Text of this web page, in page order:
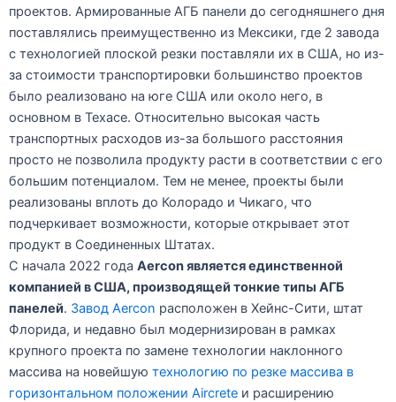
проектов. Армированные АГБ панели до сегодняшнего дня
поставлялись преимущественно из Мексики, где 2 завода
с технологией плоской резки поставляли их в США, но из-
за стоимости транспортировки большинство проектов
было реализовано на юге США или около него, в
основном в Техасе. Относительно высокая часть
транспортных расходов из-за большого расстояния
просто не позволила продукту расти в соответствии с его
большим потенциалом. Тем не менее, проекты были
реализованы вплоть до Колорадо и Чикаго, что
подчеркивает возможности, которые открывает этот
продукт в Соединенных Штатах.
С начала 2022 года Aercon является единственной
компанией в США, производящей тонкие типы АГБ
панелей. Завод Aercon расположен в Хейнс-Сити, штат
Флорида, и недавно был модернизирован в рамках
крупного проекта по замене технологии наклонного
массива на новейшую технологию по резке массива в
горизонтальном положении Aircrete и расширению